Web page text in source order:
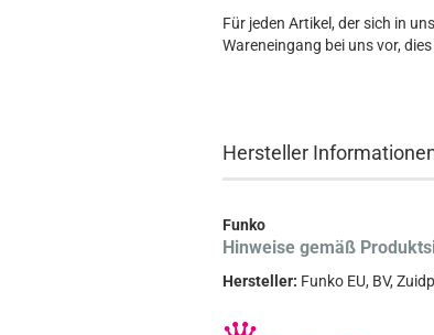
Für jeden Artikel, der sich in
Wareneingang bei uns vor,
Hersteller
Funko
Hinweise gemäß
Hersteller: Funko EU, BV,